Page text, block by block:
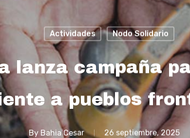
Actividades Nodo Solidario
lanza campaña
a pueblos
By Bahia Cesar 26 septiembre, 2025